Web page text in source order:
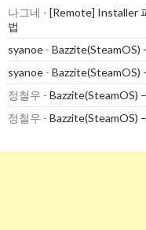
나그네 - [Remote] Installer
법
syanoe - Bazzite(SteamOS)
syanoe - Bazzite(SteamOS)
정철우 - Bazzite(SteamOS)
정철우 - Bazzite(SteamOS)